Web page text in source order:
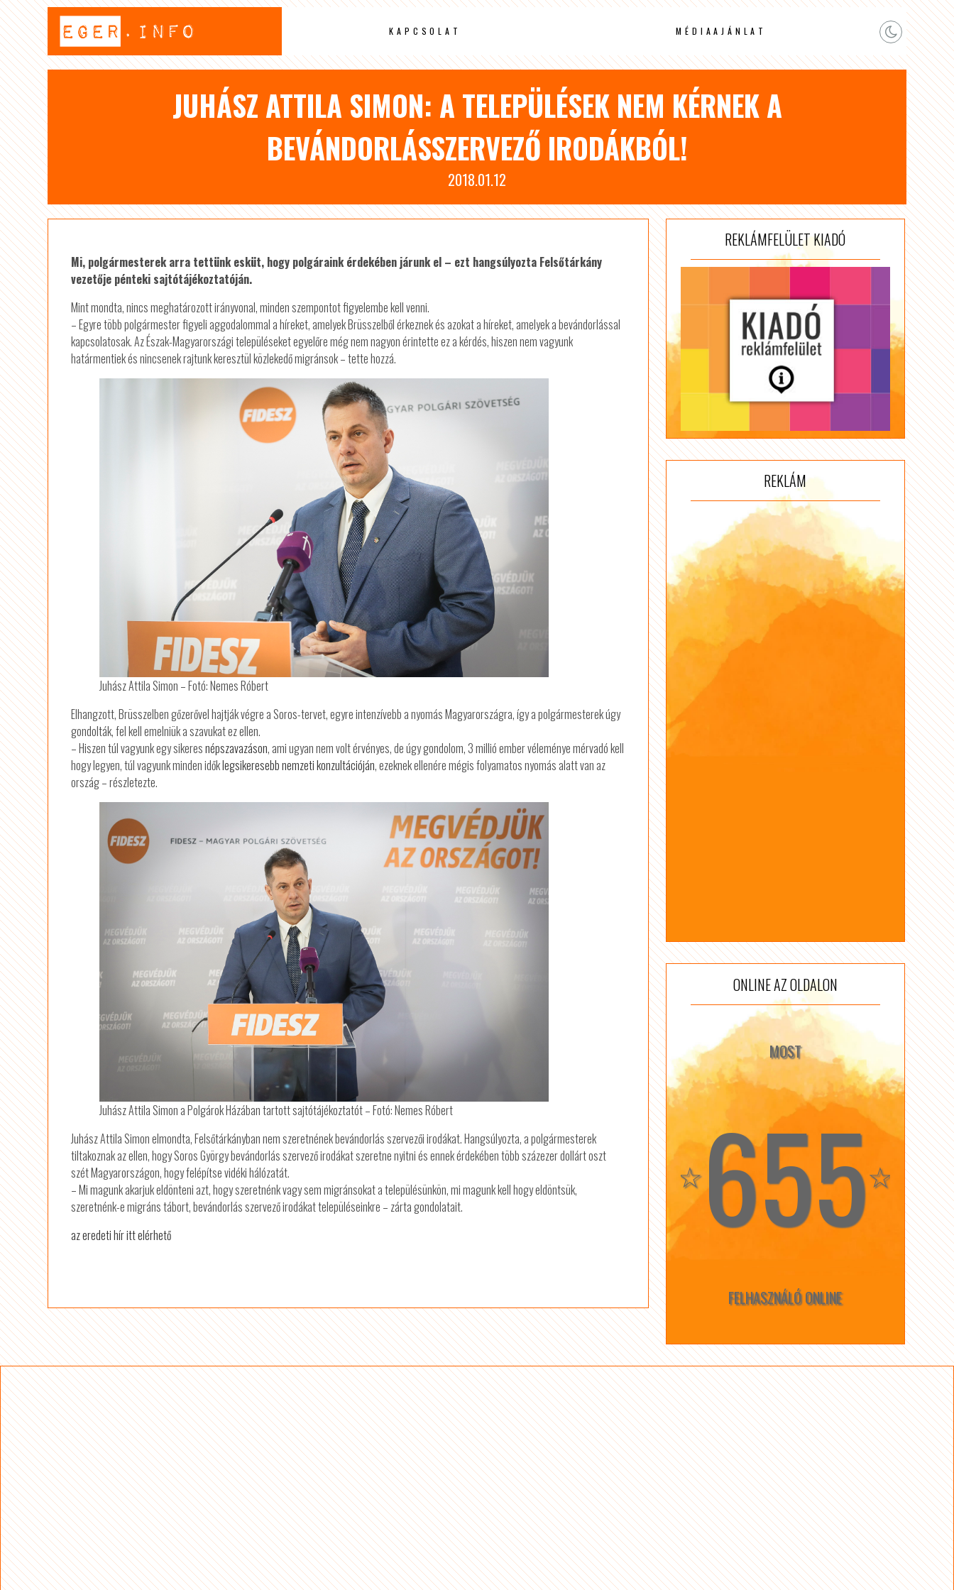
KAPCSOLAT MÉDIAAJÁNLAT
JUHÁSZ ATTILA SIMON: A TELEPÜLÉSEK NEM KÉRNEK A
BEVÁNDORLÁSSZERVEZŐ IRODÁKBÓL!
2018.01.12
Mi, polgármesterek arra tettünk esküt, hogy polgáraink érdekében járunk el – ezt hangsúlyozta Felsőtárkány
vezetője pénteki sajtótájékoztatóján.
Mint mondta, nincs meghatározott irányvonal, minden szempontot figyelembe kell venni.
– Egyre több polgármester figyeli aggodalommal a híreket, amelyek Brüsszelből érkeznek és azokat a híreket, amelyek a bevándorlással
kapcsolatosak. Az Észak-Magyarországi településeket egyelőre még nem nagyon érintette ez a kérdés, hiszen nem vagyunk
határmentiek és nincsenek rajtunk keresztül közlekedő migránsok – tette hozzá.
Juhász Attila Simon – Fotó: Nemes Róbert
Elhangzott, Brüsszelben gőzerővel hajtják végre a Soros-tervet, egyre intenzívebb a nyomás Magyarországra, így a polgármesterek úgy
gondolták, fel kell emelniük a szavukat ez ellen.
– Hiszen túl vagyunk egy sikeresnépszavazáson, ami ugyan nem volt érvényes, de úgy gondolom, 3 millió ember véleménye mérvadó kell
hogy legyen, túl vagyunk minden időklegsikeresebb nemzeti konzultációján, ezeknek ellenére mégis folyamatos nyomás alatt van az
ország – részletezte.
Juhász Attila Simon a Polgárok Házában tartott sajtótájékoztatót – Fotó: Nemes Róbert
Juhász Attila Simon elmondta, Felsőtárkányban nem szeretnének bevándorlás szervezői irodákat. Hangsúlyozta, a polgármesterek
tiltakoznak az ellen, hogy Soros György bevándorlás szervező irodákat szeretne nyitni és ennek érdekében több százezer dollárt oszt
szét Magyarországon, hogy felépítse vidéki hálózatát.
– Mi magunk akarjuk eldönteni azt, hogy szeretnénk vagy sem migránsokat a településünkön, mi magunk kell hogy eldöntsük,
szeretnénk-e migráns tábort, bevándorlás szervező irodákat településeinkre – zárta gondolatait.
az eredeti hír itt elérhető
REKLÁMFELÜLET KIADÓ
REKLÁM
ONLINE AZ OLDALON
MOST
☆655☆
FELHASZNÁLÓ ONLINE